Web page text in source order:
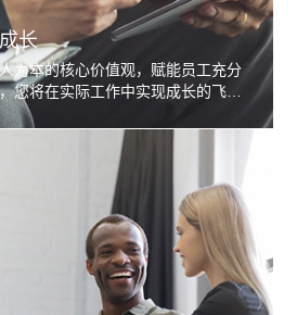
长
为本的核心价值观，赋能员工充分
您将在实际工作中实现成长的飞
富多元的人才培养计划，定位清晰
助力员工不断发展。我们信守承
展贡献力量的精英人才。